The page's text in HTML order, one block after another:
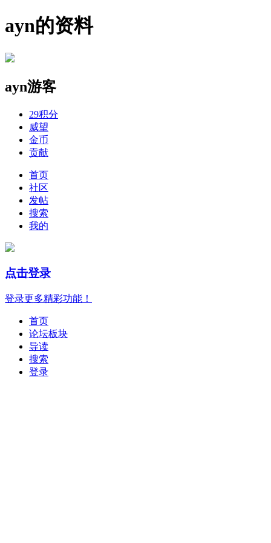
ayn的资料
ayn游客
29积分
威望
金币
贡献
首页
社区
发帖
搜索
我的
点击登录
登录更多精彩功能！
首页
论坛板块
导读
搜索
登录